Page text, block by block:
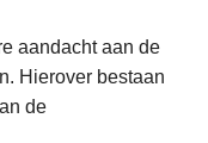
aandacht aan de
Hierover bestaan
de